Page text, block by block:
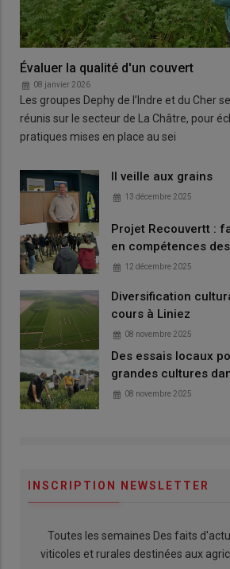
Évaluer la qualité d'un couvert
08 janvier 2026
Les groupes Dephy de l’Indre et du Cher
réunis sur le secteur de La Châtre, pour
pratiques mises en place au sei
Il veille aux grains
13 décembre 2025
Projet Recouvertt :
en compétences
12 décembre 2025
Diversification
cours à Liniez
08 novembre 2025
Des essais locaux
grandes cultures
08 novembre 2025
INSCRIPTION NEWSLETTER
Toutes les semaines Des faits
viticoles et rurales destinées aux